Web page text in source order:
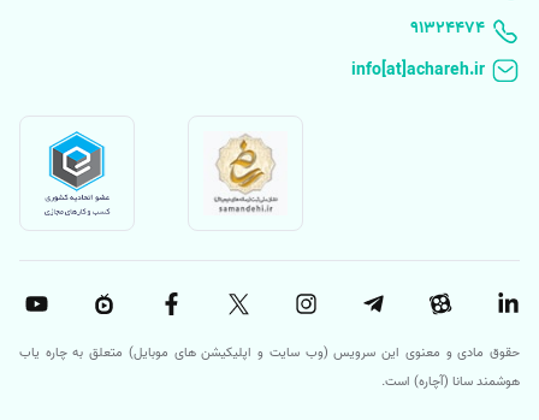
91324474
حقوق مادی و معنوی این سرویس (وب سایت و اپلیکیشن های موبایل) متعلق به چاره یاب
هوشمند سانا (آچاره) است.